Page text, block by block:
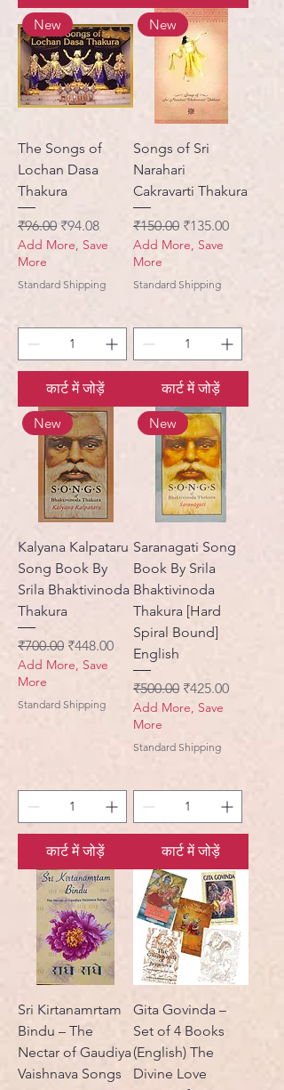
New
The Songs of
Lochan Dasa
Thakura
नियमित मूल्य
₹96.00 बिक्री मूल्य
₹94.08
Add More, Save
More
Standard Shipping
कार्ट में जोड़ें
New
Songs of Sri
Narahari
Cakravarti Thakura
नियमित मूल्य
₹150.00 बिक्री मूल्य
₹135.00
Add More, Save
More
Standard Shipping
कार्ट में जोड़ें
New
Kalyana Kalpataru
Song Book By
Srila Bhaktivinoda
Thakura
नियमित मूल्य
₹700.00 बिक्री मूल्य
₹448.00
Add More, Save
More
Standard Shipping
कार्ट में जोड़ें
New
Saranagati Song
Book By Srila
Bhaktivinoda
Thakura [Hard
Spiral Bound]
English
नियमित मूल्य
₹500.00 बिक्री मूल्य
₹425.00
Add More, Save
More
Standard Shipping
कार्ट में जोड़ें
Sri Kirtanamrtam
Bindu – The
Nectar of Gaudiya
Vaishnava Songs
Gita Govinda –
Set of 4 Books
(English) The
Divine Love